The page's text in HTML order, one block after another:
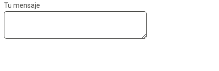
Tu mensaje